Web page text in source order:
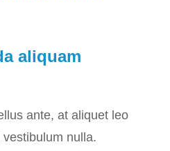
aliquam
ante, at aliquet leo
nulla.